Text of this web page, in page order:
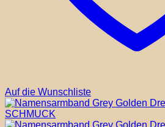
Auf die Wunschliste